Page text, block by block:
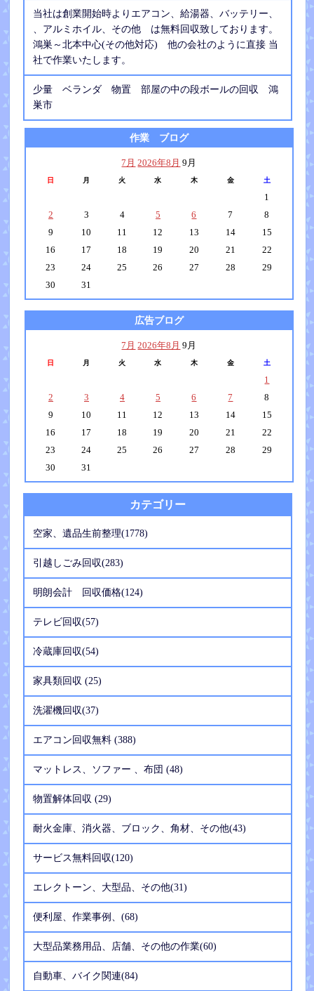
当社は創業開始時よりエアコン、給湯器、バッテリー、
、アルミホイル、その他 は無料回収致しております。
鴻巣～北本中心(その他対応) 他の会社のように直接 当
社で作業いたします。
少量 ベランダ 物置 部屋の中の段ボールの回収 鴻
巣市
作業 ブログ
7月 2026年8月 9月
日 月 火 水 木 金 土
1
2
3 4 5 6 7
8
9
10 11 12 13 14
15
16
17 18 19 20 21
22
23
24 25 26 27 28
29
30
31
広告ブログ
7月 2026年8月 9月
日 月 火 水 木 金 土
1
2
3 4 5 6 7
8
9
10 11 12 13 14
15
16
17 18 19 20 21
22
23
24 25 26 27 28
29
30
31
カテゴリー
空家、遺品生前整理(1778)
引越しごみ回収(283)
明朗会計 回収価格(124)
テレビ回収(57)
冷蔵庫回収(54)
家具類回収 (25)
洗濯機回収(37)
エアコン回収無料 (388)
マットレス、ソファー 、布団 (48)
物置解体回収 (29)
耐火金庫、消火器、ブロック、角材、その他(43)
サービス無料回収(120)
エレクトーン、大型品、その他(31)
便利屋、作業事例、(68)
大型品業務用品、店舗、その他の作業(60)
自動車、バイク関連(84)